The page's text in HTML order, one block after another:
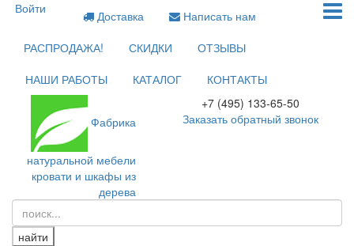
Войти Доставка
Написать нам
РАСПРОДАЖА!
СКИДКИ
ОТЗЫВЫ
НАШИ РАБОТЫ
КАТАЛОГ КОНТАКТЫ
Фабрика
натуральной мебели
кровати и шкафы из
дерева
+7 (495) 133-65-50
Заказать обратный звонок
найти